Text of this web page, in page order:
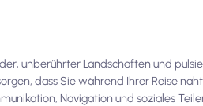
unberührter Landschaften und
dass Sie während Ihrer Reise
Navigation und soziales